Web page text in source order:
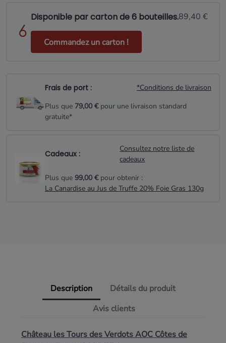
Disponible par carton de 6 bouteilles.89,40 €
Commandez un carton !
Frais de port :
*Conditions de livraison
Plus que 79,00 €pour une livraison standard
gratuite*
Cadeaux :
Consultez notre liste de
cadeaux
Plus que 99,00 €pour obtenir :
La Canardise au Jus de Truffe 20% Foie Gras 130g
Description
Détails du produit
Avis clients
Château les Tours des Verdots AOC Côtes de